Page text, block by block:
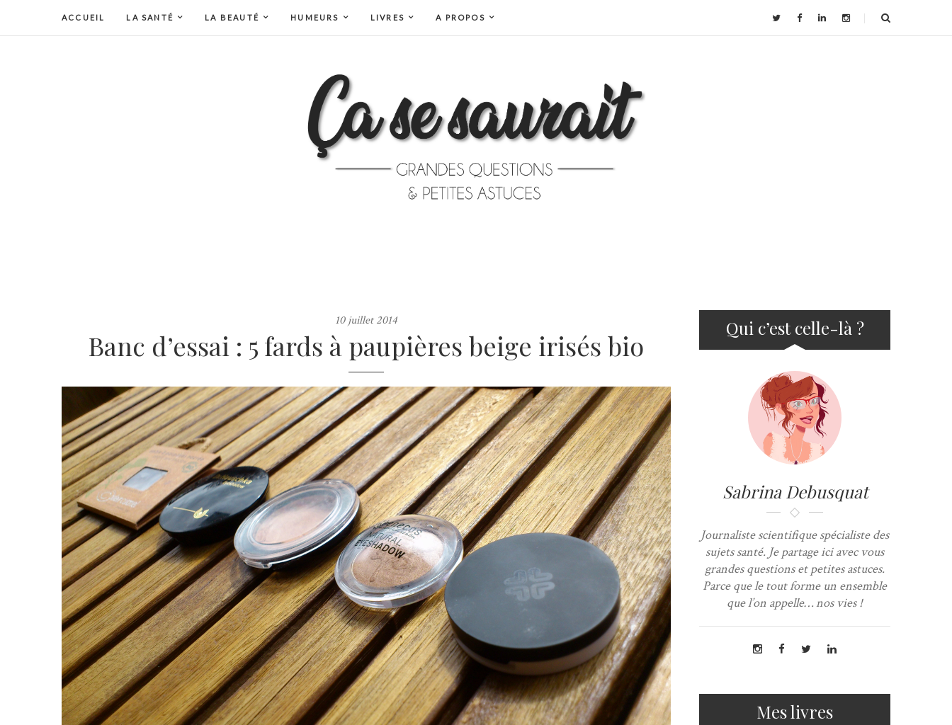
ACCUEIL LA SANTÉ LA BEAUTÉ HUMEURS LIVRES A PROPOS
10 juillet 2014
Banc d’essai : 5 fards à paupières beige irisés bio
Qui c’est celle-là ?
Sabrina Debusquat
Journaliste scientifique spécialiste des
sujets santé. Je partage ici avec vous
grandes questions et petites astuces.
Parce que le tout forme un ensemble
que l’on appelle… nos vies !
Mes livres